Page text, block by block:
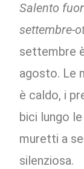
Salento
settembre-
settembre
agosto. Le
è caldo, i
bici lungo
muretti a
silenziosa.